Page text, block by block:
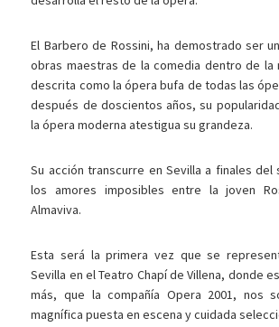
El Barbero de Rossini, ha demostrado ser
obras maestras de la comedia dentro de la
descrita como la ópera bufa de todas las
después de doscientos años, su
la ópera moderna atestigua su grandeza.
Su acción transcurre en Sevilla a finales del
los amores imposibles entre la joven
Almaviva.
Esta será la primera vez que se
Sevilla en el Teatro Chapí de Villena, donde
más, que la compañía Opera 2001, nos
magnífica puesta en escena y cuidada